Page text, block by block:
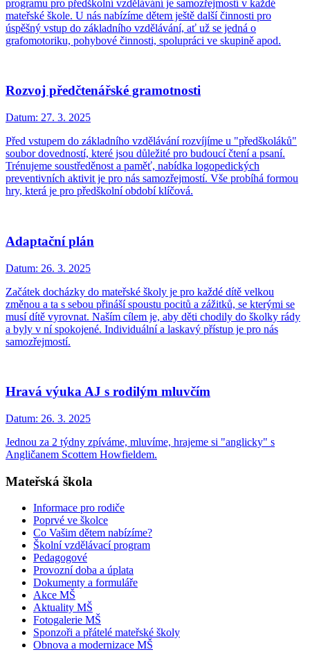
programu pro předškolní vzdělávání je samozřejmostí v každé
mateřské škole. U nás nabízíme dětem ještě další činnosti pro
úspěšný vstup do základního vzdělávání, ať už se jedná o
grafomotoriku, pohybové činnosti, spolupráci ve skupině apod.
Rozvoj předčtenářské gramotnosti
Datum: 27. 3. 2025
Před vstupem do základního vzdělávání rozvíjíme u "předškoláků"
soubor dovedností, které jsou důležité pro budoucí čtení a psaní.
Trénujeme soustředěnost a paměť, nabídka logopedických
preventivních aktivit je pro nás samozřejmostí. Vše probíhá formou
hry, která je pro předškolní období klíčová.
Adaptační plán
Datum: 26. 3. 2025
Začátek docházky do mateřské školy je pro každé dítě velkou
změnou a ta s sebou přináší spoustu pocitů a zážitků, se kterými se
musí dítě vyrovnat. Naším cílem je, aby děti chodily do školky rády
a byly v ní spokojené. Individuální a laskavý přístup je pro nás
samozřejmostí.
Hravá výuka AJ s rodilým mluvčím
Datum: 26. 3. 2025
Jednou za 2 týdny zpíváme, mluvíme, hrajeme si "anglicky" s
Angličanem Scottem Howfieldem.
Mateřská škola
Informace pro rodiče
Poprvé ve školce
Co Vašim dětem nabízíme?
Školní vzdělávací program
Pedagogové
Provozní doba a úplata
Dokumenty a formuláře
Akce MŠ
Aktuality MŠ
Fotogalerie MŠ
Sponzoři a přátelé mateřské školy
Obnova a modernizace MŠ